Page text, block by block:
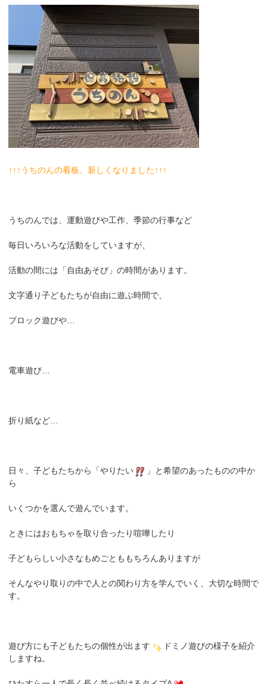
↑↑↑うちのんの看板、新しくなりました↑↑↑
うちのんでは、運動遊びや工作、季節の行事など
毎日いろいろな活動をしていますが、
活動の間には「自由あそび」の時間があります。
文字通り子どもたちが自由に遊ぶ時間で、
ブロック遊びや…
電車遊び…
折り紙など…
日々、子どもたちから「やりたい
」と希望のあったものの中か
ら
いくつかを選んで遊んでいます。
ときにはおもちゃを取り合ったり喧嘩したり
子どもらしい小さなもめごとももちろんありますが
そんなやり取りの中で人との関わり方を学んでいく、大切な時間で
す。
遊び方にも子どもたちの個性が出ます
ドミノ遊びの様子を紹介
しますね。